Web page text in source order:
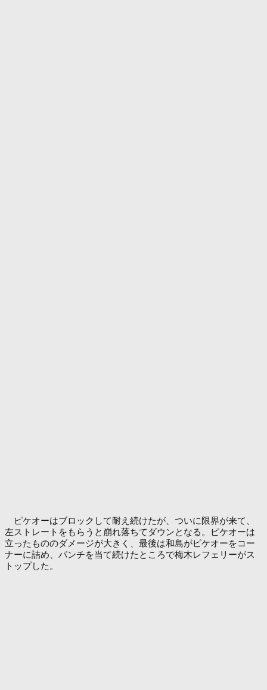
ピケオーはブロックして耐え続けたが、ついに限界が来て、
左ストレートをもらうと崩れ落ちてダウンとなる。ピケオーは
立ったもののダメージが大きく、最後は和島がピケオーをコー
ナーに詰め、パンチを当て続けたところで梅木レフェリーがス
トップした。